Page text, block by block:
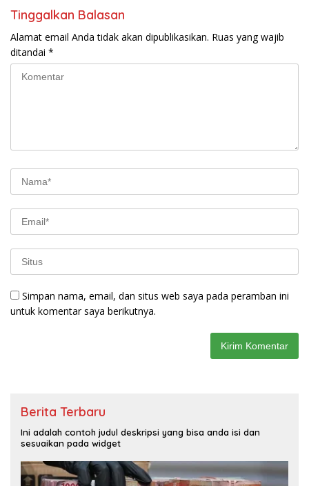
Tinggalkan Balasan
Alamat email Anda tidak akan dipublikasikan. Ruas yang wajib
ditandai *
Simpan nama, email, dan situs web saya pada peramban ini
untuk komentar saya berikutnya.
Berita Terbaru
Ini adalah contoh judul deskripsi yang bisa anda isi dan
sesuaikan pada widget